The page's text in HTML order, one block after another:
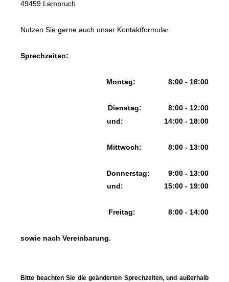
49459 Lembruch
Nutzen Sie gerne auch unser Kontaktformular.
Sprechzeiten:
Montag: 8:00 - 16:00
Dienstag: 8:00 - 12:00
und: 14:00 - 18:00
Mittwoch: 8:00 - 13:00
Donnerstag: 9:00 - 13:00
und: 15:00 - 19:00
Freitag: 8:00 - 14:00
sowie nach Vereinbarung.
Bitte beachten Sie die geänderten Sprechzeiten, und außerhalb